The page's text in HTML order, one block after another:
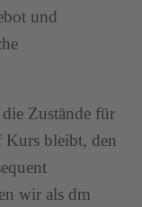
und
Zustände für
Kurs bleibt, den
wir als dm